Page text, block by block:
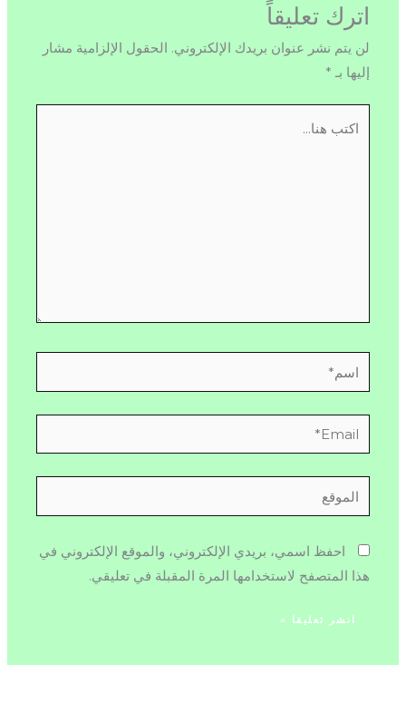
اترك تعليقاً
لن يتم نشر عنوان بريدك الإلكتروني. الحقول الإلزامية مشار
إليها بـ *
اسم*
Email*
الموقع
احفظ اسمي، بريدي الإلكتروني، والموقع الإلكتروني في
هذا المتصفح لاستخدامها المرة المقبلة في تعليقي.